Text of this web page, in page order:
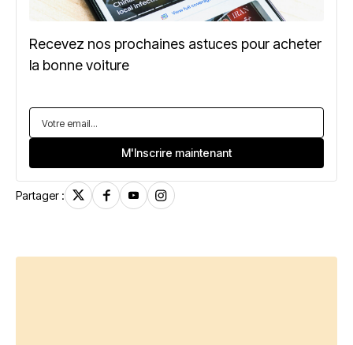
Recevez nos prochaines astuces pour acheter
la bonne voiture
Partager :